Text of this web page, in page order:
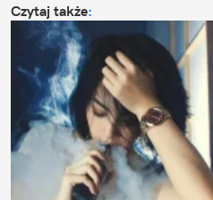
Czytaj także: